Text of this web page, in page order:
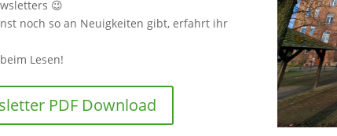
😉
noch so an Neuigkeiten gibt, erfahrt ihr
Lesen!
PDF Download